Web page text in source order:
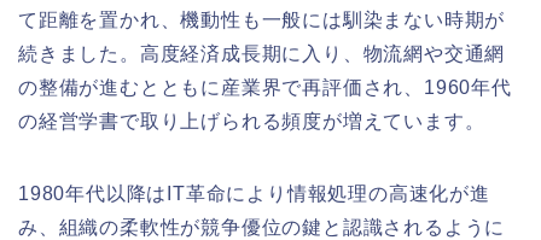
て距離を置かれ、機動性も一般には馴染まない時期が
続きました。高度経済成長期に入り、物流網や交通網
の整備が進むとともに産業界で再評価され、1960年代
の経営学書で取り上げられる頻度が増えています。
1980年代以降はIT革命により情報処理の高速化が進
み、組織の柔軟性が競争優位の鍵と認識されるように